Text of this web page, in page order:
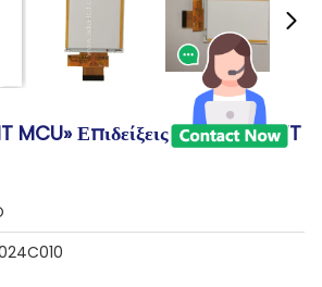
MCU» Επιδείξεις Χρώματος TFT